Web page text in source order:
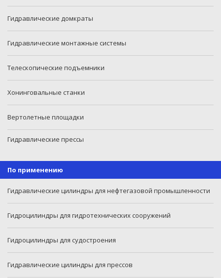
Гидравлические домкраты
Гидравлические монтажные системы
Телескопические подъемники
Хонинговальные станки
Вертолетные площадки
Гидравлические прессы
По применению
Гидравлические цилиндры для нефтегазовой промышленности
Гидроцилиндры для гидротехнических сооружений
Гидроцилиндры для судостроения
Гидравлические цилиндры для прессов